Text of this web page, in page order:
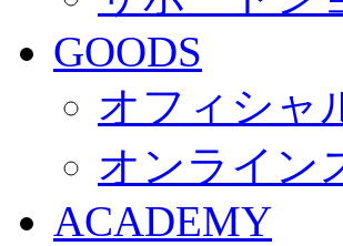
GOODS
オフィシャ
オンライン
ACADEMY